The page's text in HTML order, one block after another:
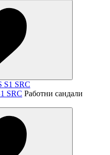
SRC Работни сандали